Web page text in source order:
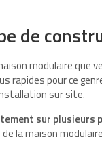
de
modulaire que
rapides pour ce
sur site.
sur plusieurs
la maison